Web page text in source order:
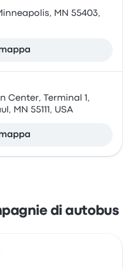
MN 55403,
Center, Terminal 1,
MN 55111, USA
di autobus